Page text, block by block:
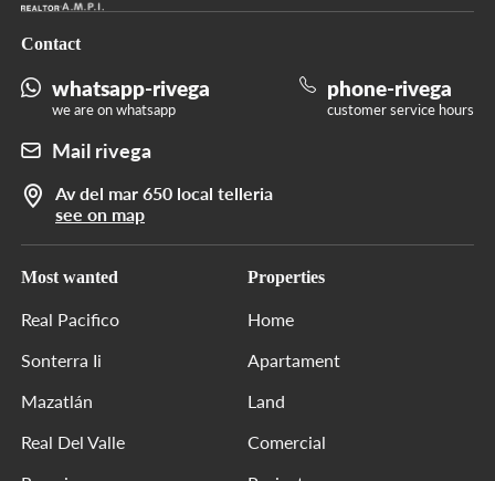
Most wanted
Real Pacifico
Sonterra Ii
Mazatlán
Real Del Valle
Properties
Home
Apartament
Land
Comercial
Contact
whatsapp-rivega
we are on whatsapp
phone-rivega
customer service hours
Mail rivega
Av del mar 650 local telleria
see on map